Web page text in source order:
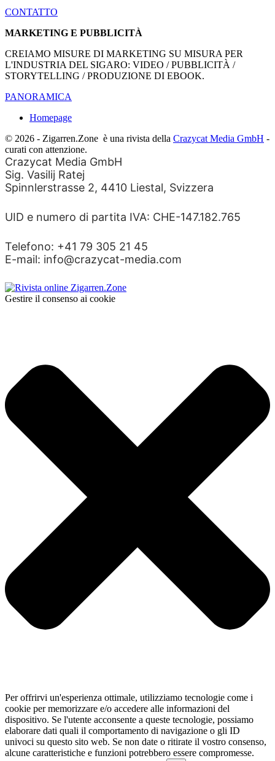
CONTATTO
MARKETING E PUBBLICITÀ
CREIAMO MISURE DI MARKETING SU MISURA PER
L'INDUSTRIA DEL SIGARO: VIDEO / PUBBLICITÀ /
STORYTELLING / PRODUZIONE DI EBOOK.
PANORAMICA
Homepage
© 2026 - Zigarren.Zone è una rivista della Crazycat Media GmbH -
curati con attenzione.
Crazycat Media GmbH
Sig. Vasilij Ratej
Spinnlerstrasse 2, 4410 Liestal, Svizzera
UID e numero di partita IVA: CHE-147.182.765
Telefono: +41 79 305 21 45
E-mail: info@crazycat-media.com
Gestire il consenso ai cookie
Per offrirvi un'esperienza ottimale, utilizziamo tecnologie come i
cookie per memorizzare e/o accedere alle informazioni del
dispositivo. Se l'utente acconsente a queste tecnologie, possiamo
elaborare dati quali il comportamento di navigazione o gli ID
univoci su questo sito web. Se non date o ritirate il vostro consenso,
alcune caratteristiche e funzioni potrebbero essere compromesse.